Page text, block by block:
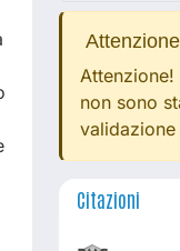
Attenzione
non sono
Citazioni